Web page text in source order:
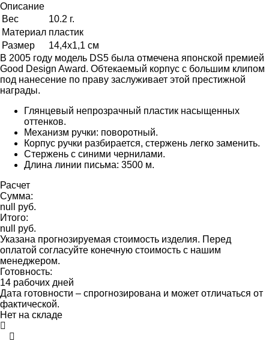
Описание
Вес
10.2 г.
Материал пластик
Размер
14,4х1,1 см
В 2005 году модель DS5 была отмечена японской премией
Good Design Award. Обтекаемый корпус с большим клипом
под нанесение по праву заслуживает этой престижной
награды.
Глянцевый непрозрачный пластик насыщенных
оттенков.
Механизм ручки: поворотный.
Корпус ручки разбирается, стержень легко заменить.
Стержень с синими чернилами.
Длина линии письма: 3500 м.
Расчет
Сумма:
null руб.
Итого:
null руб.
Указана прогнозируемая стоимость изделия. Перед
оплатой согласуйте конечную стоимость с нашим
менеджером.
Готовность:
14 рабочих дней
Дата готовности – спрогнозирована и может отличаться от
фактической.
Нет на складе